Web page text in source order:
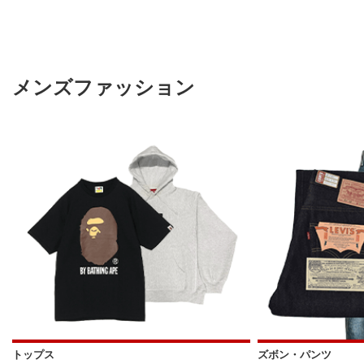
メンズファッション
トップス ズボン・パンツ